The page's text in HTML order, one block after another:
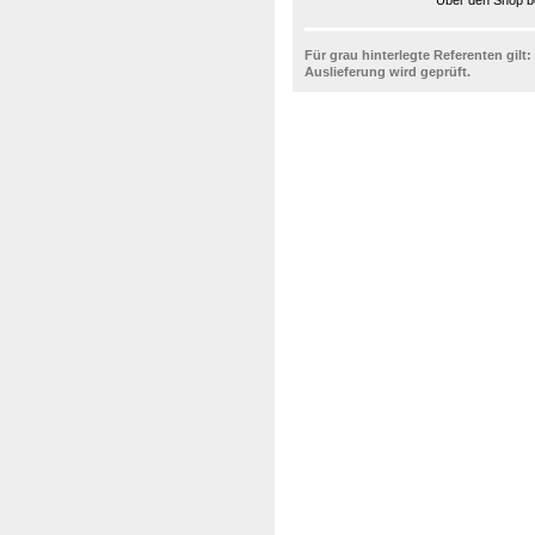
Für grau hinterlegte Referenten gilt:
Auslieferung wird geprüft.